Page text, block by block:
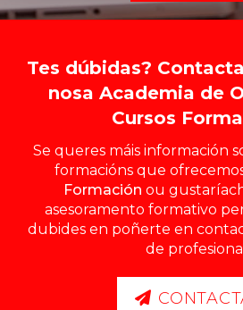
Tes dúbidas?
nosa Academia de
Cursos
Se queres máis información
formacións que
Formación ou
asesoramento formativo
dubides en poñerte en
de